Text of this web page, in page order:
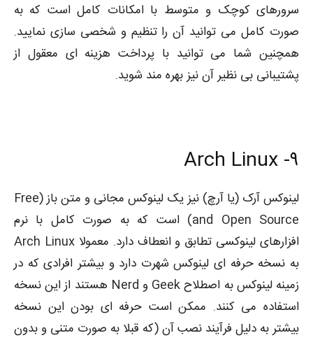
سرورهای کوچک و متوسط با امکانات کامل است که به
صورت کامل می توانید آن را تنظیم و شخصی سازی نمایید.
همچنین شما می توانید با پرداخت هزینه ای معقول از
پشتیبانی بی نظیر آن نیز بهره مند شوید.
۹- Arch Linux
لینوکس آرک (یا آرچ) نیز یک لینوکس مجانی و متن باز (Free
and Open Source) است که به صورت کامل با نرم
افزارهای لینوکسی تطابق و انعطاف دارد. معمولا Arch Linux
به نسخه حرفه ای لینوکس شهرت دارد و بیشتر افرادی که در
زمینه لینوکس به اصطلاح Geek و Nerd هستند از این نسخه
استفاده می کنند. ممکن است حرفه ای بودن این نسخه
بیشتر به دلیل فرآیند نصب آن (که قبلا به صورت متنی و بدون